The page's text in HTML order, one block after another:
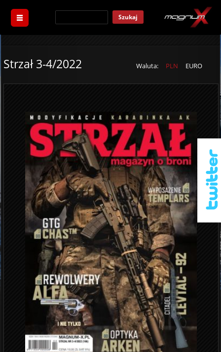
Szukaj
Waluta: PLN EURO
Strzał 3-4/2022